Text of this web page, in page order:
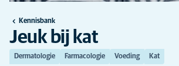
Kennisbank
Jeuk bij kat
Dermatologie Farmacologie Voeding Kat